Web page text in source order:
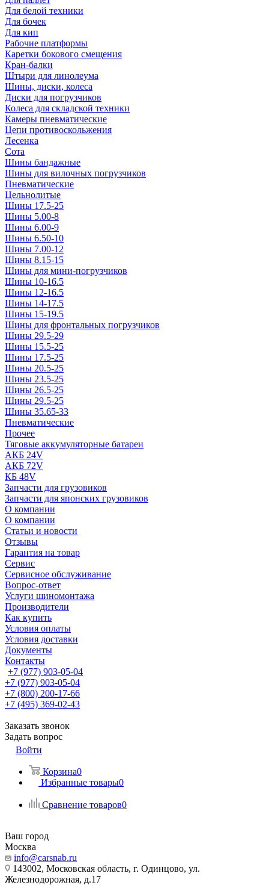
Для белой техники
Для бочек
Для кип
Рабочие платформы
Каретки бокового смещения
Кран-балки
Штыри для линолеума
Шины, диски, колеса
Диски для погрузчиков
Колеса для складской техники
Камеры пневматические
Цепи противоскольжения
Лесенка
Сота
Шины бандажные
Шины для вилочных погрузчиков
Пневматические
Цельнолитые
Шины 17.5-25
Шины 5.00-8
Шины 6.00-9
Шины 6.50-10
Шины 7.00-12
Шины 8.15-15
Шины для мини-погрузчиков
Шины 10-16.5
Шины 12-16.5
Шины 14-17.5
Шины 15-19.5
Шины для фронтальных погрузчиков
Шины 29.5-29
Шины 15.5-25
Шины 17.5-25
Шины 20.5-25
Шины 23.5-25
Шины 26.5-25
Шины 29.5-25
Шины 35.65-33
Пневматические
Прочее
Тяговые аккумуляторные батареи
АКБ 24V
АКБ 72V
КБ 48V
Запчасти для грузовиков
Запчасти для японских грузовиков
О компании
О компании
Статьи и новости
Отзывы
Гарантия на товар
Сервис
Сервисное обслуживание
Вопрос-ответ
Услуги шиномонтажа
Производители
Как купить
Условия оплаты
Условия доставки
Документы
Контакты
+7 (977) 903-05-04
+7 (977) 903-05-04
+7 (800) 200-17-66
+7 (495) 369-02-43
Заказать звонок
Задать вопрос
Войти
Корзина0
Избранные товары0
Сравнение товаров0
Ваш город
Москва
info@carsnab.ru
143002, Московская область, г. Одинцово, ул.
Железнодорожная, д.17